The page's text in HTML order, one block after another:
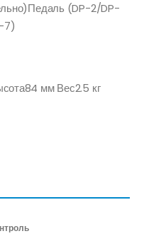
(DP-2/DP-
7)
мм Вес2.5 кг